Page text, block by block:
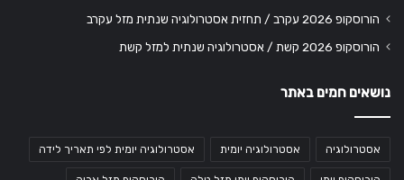
הורוסקופ 2026 עקרב / תחזית אסטרולוגיה שנתית מזל עקרב
הורוסקופ 2026 קשת / אסטרולוגיה שנתית למזל קשת
נושאים חמים באתר
אסטרולוגיה אסטרולוגיה יומית אסטרולוגיה יומית לפי תאריך לידה